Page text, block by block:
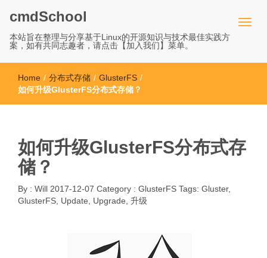
cmdSchool
本站旨在整理与分享基于Linux的开源知识与技术最佳实践方
案，如有共同志趣者，请点击【加入我们】菜单。
Home / 分布式存储 / GlusterFS /
如何升级GlusterFS分布式存储？
如何升级GlusterFS分布式存
储？
By : Will 2017-12-07 Category : GlusterFS Tags: Gluster,
GlusterFS Update Upgrade 升级